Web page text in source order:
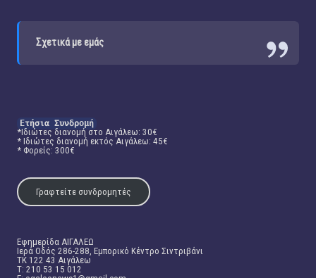
Σχετικά με εμάς
Ετήσια Συνδρομή
*Ιδιώτες διανομή στο Αιγάλεω: 30€
* Ιδιώτες διανομή εκτός Αιγάλεω: 45€
* Φορείς: 300€
Γραφτείτε συνδρομητές
Εφημερίδα ΑΙΓΑΛΕΩ
Ιερά Οδός 286-288, Εμπορικό Κέντρο Σιντριβάνι
TK 122 43 Αιγάλεω
T: 210 53 15 012